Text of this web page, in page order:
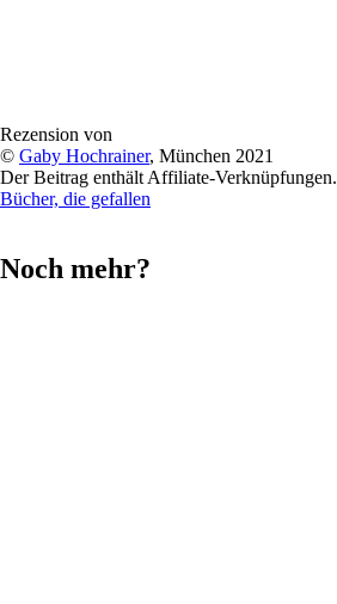
Rezension von
© Gaby Hochrainer, München 2021
Der Beitrag enthält Affiliate-Verknüpfungen.
Bücher, die gefallen
Noch mehr?